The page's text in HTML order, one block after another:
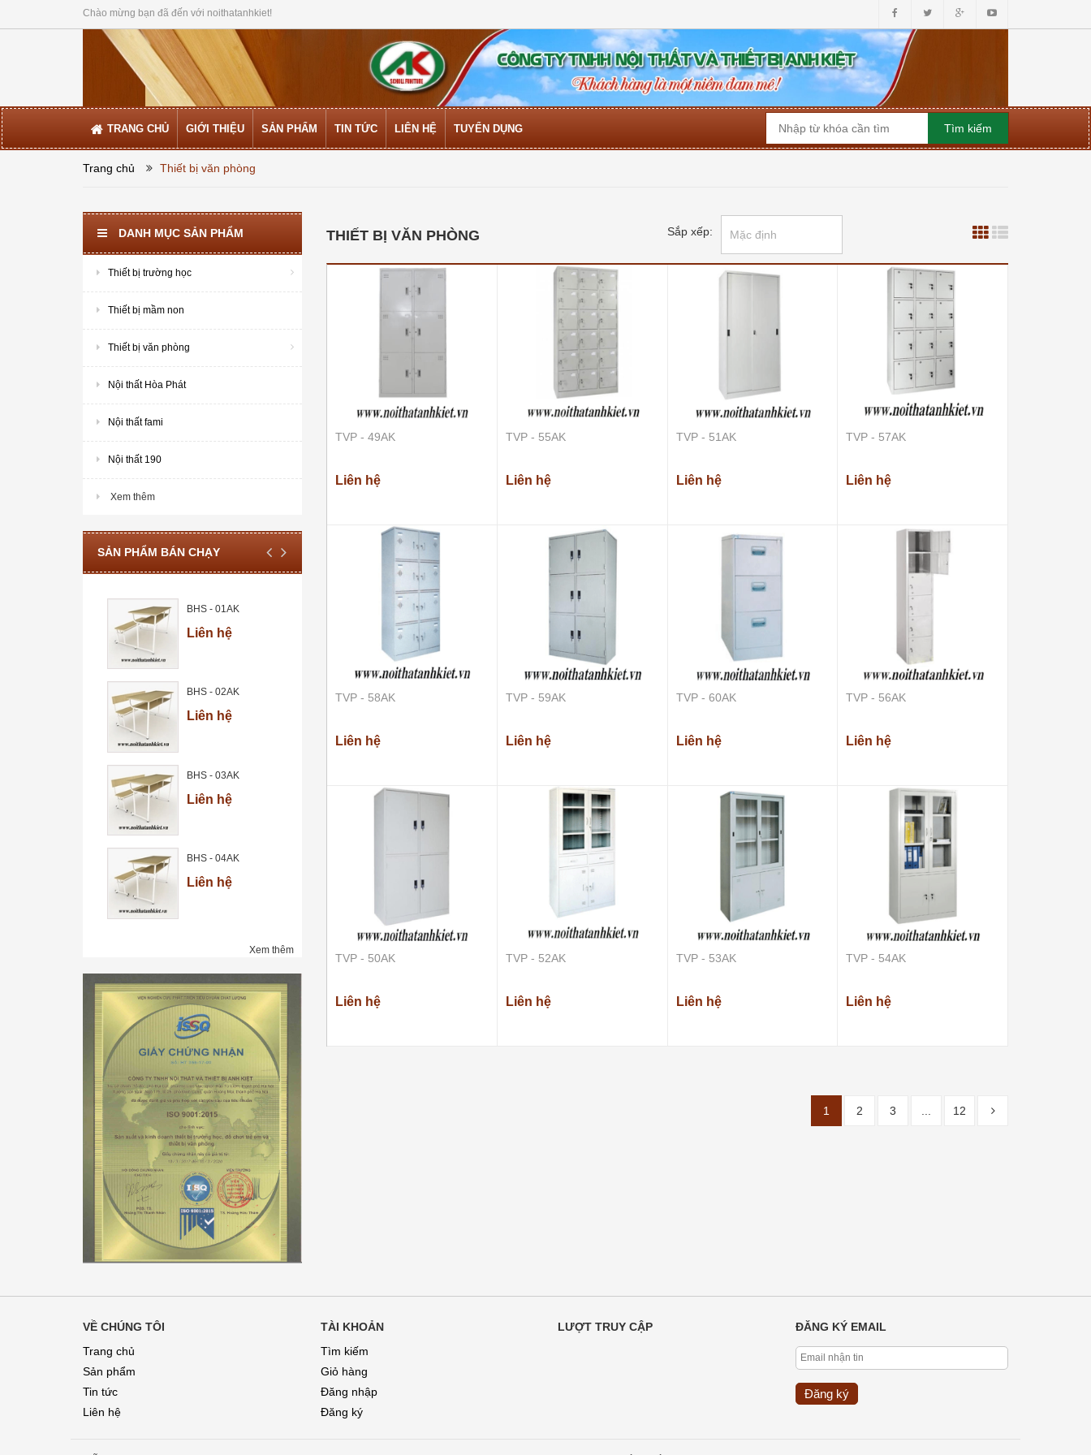
Chào mừng bạn đã đến với noithatanhkiet!
TRANG CHỦ GIỚI THIỆU SẢN PHẨM TIN TỨC LIÊN HỆ TUYỂN DỤNG
Trang chủ Thiết bị văn phòng
DANH MỤC SẢN PHẨM
Thiết bị trường học
Thiết bị mầm non
Thiết bị văn phòng
Nội thất Hòa Phát
Nội thất fami
Nội thất 190
Xem thêm
SẢN PHẨM BÁN CHẠY
BHS - 01AK
Liên hệ
BHS - 02AK
Liên hệ
BHS - 03AK
Liên hệ
BHS - 04AK
Liên hệ
BHS - 05AK
Liên hệ
Liên hệ
BGV - 08AK
Liên hệ
Xem thêm
THIẾT BỊ VĂN PHÒNG Sắp xếp:
TVP - 49AK
Liên hệ
TVP - 55AK
Liên hệ
TVP - 51AK
Liên hệ
TVP - 57AK
Liên hệ
TVP - 58AK
Liên hệ
TVP - 59AK
Liên hệ
TVP - 60AK
Liên hệ
TVP - 56AK
Liên hệ
TVP - 50AK
Liên hệ
TVP - 52AK
Liên hệ
TVP - 53AK
Liên hệ
TVP - 54AK
Liên hệ
1 2 3 12
VỀ CHÚNG TÔI
Trang chủ
Sản phẩm
Tin tức
Liên hệ
TÀI KHOẢN
Tìm kiếm
Giỏ hàng
Đăng nhập
Đăng ký
LƯỢT TRUY CẬP ĐĂNG KÝ EMAIL
Đăng ký